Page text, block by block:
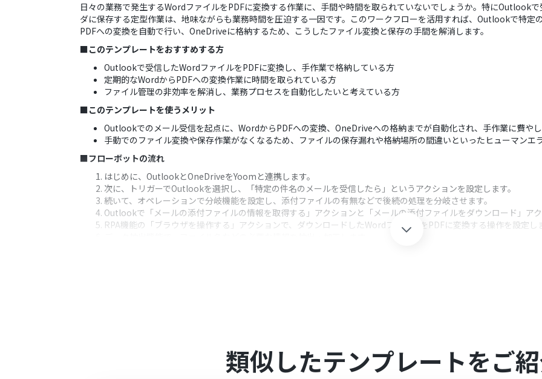
日々の業務で発生するWordファイルをPDFに変換する作業に、手間や時間を取られていないでしょうか。特にOutlook
ダに保存する定型作業は、地味ながらも業務時間を圧迫する一因です。このワークフローを活用すれば、Outlookで特定
PDFへの変換を自動で行い、OneDriveに格納するため、こうしたファイル変換と保存の手間を解消します。
■このテンプレートをおすすめする方
Outlookで受信したWordファイルをPDFに変換し、手作業で格納している方
定期的なWordからPDFへの変換作業に時間を取られている方
ファイル管理の非効率を解消し、業務プロセスを自動化したいと考えている方
■このテンプレートを使うメリット
Outlookでのメール受信を起点に、WordからPDFへの変換、OneDriveへの格納までが自動化され、手作業に費や
手動でのファイル変換や保存作業がなくなるため、ファイルの保存漏れや格納場所の間違いといったヒューマンエ
■フローボットの流れ
はじめに、OutlookとOneDriveをYoomと連携します。
次に、トリガーでOutlookを選択し、「特定の件名のメールを受信したら」というアクションを設定します。
続いて、オペレーションで分岐機能を設定し、添付ファイルの有無などで後続の処理を分岐させます。
Outlookで「メールの添付ファイルの情報を取得する」アクションと「メールの添付ファイルをダウンロード」ア
RPA機能の「ブラウザを操作する」アクションで、ダウンロードしたWordファイルをPDFに変換する操作を設定し
OneDriveへのファイルアップロードでは、格納先のフォルダやファイル名を任意で設定でき、元のメールの件名
類似したテンプレートをご